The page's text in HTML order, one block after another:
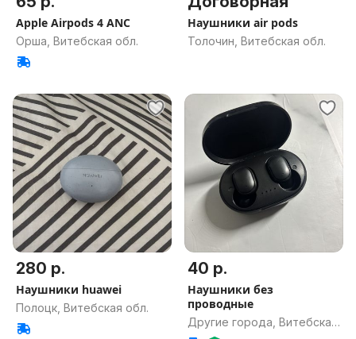
Apple Airpods 4 ANC
Орша, Витебская обл.
Наушники air pods
Толочин, Витебская обл.
280 р.
Наушники huawei
Полоцк, Витебская обл.
40 р.
Наушники без
проводные
Другие города, Витебская